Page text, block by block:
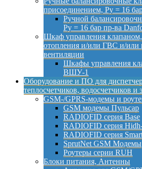
присоединением, Py = 16
Ручной
Py = 16 бар пр-ва
Шкаф управления
отопления и/или ГВС и/или
вентиляции
Шкафы управления
ВШУ-1
Оборудование и ПО для
теплосчетчиков, водосчетчиков и
GSM-/GPRS-модемы и
GSM модемы Пульсар
RADIOFID серия Base
RADIOFID серия
RADIOFID серия
SprutNet GSM Модемы
Роутеры серии RUH
Блоки питания, Антенны